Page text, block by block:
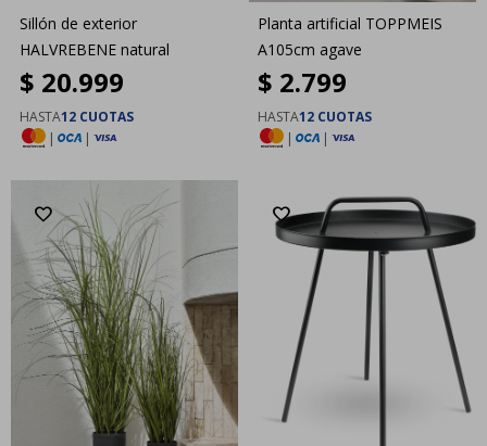
Sillón de exterior
HALVREBENE natural
$ 20.999
HASTA12 CUOTAS
|
|
Planta artificial TOPPMEIS
A105cm agave
$ 2.799
HASTA12 CUOTAS
|
|